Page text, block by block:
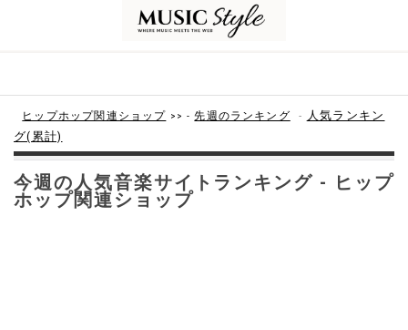
ヒップホップ関連ショップ >> -先週のランキング - 人気ランキン
グ(累計)
今週の人気音楽サイトランキング - ヒップ
ホップ関連ショップ